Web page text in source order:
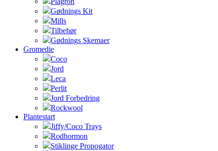
Gødnings Kit
Mills
Tilbehør
Gødnings Skemaer
Gromedie
Coco
Jord
Leca
Perlit
Jord Forbedring
Rockwool
Plantestart
Jiffy/Coco Trays
Rodhormon
Stiklinge Propogator